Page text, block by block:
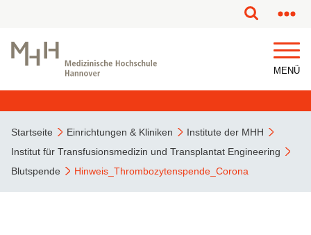
MENÜ
Startseite Einrichtungen & Kliniken
Institute der MHH
Institut für Transfusionsmedizin und Transplantat Engineering
Blutspende
Hinweis_Thrombozytenspende_Corona